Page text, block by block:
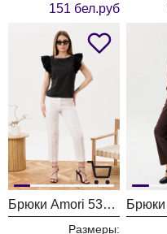
151 бел.руб
Брюки Amori 5312 молоко
Размеры: